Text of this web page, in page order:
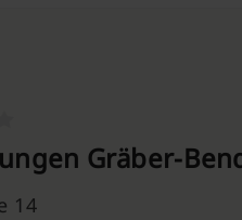
Gräber-
14